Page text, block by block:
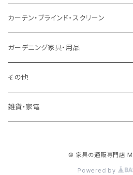
クッション・座椅子
ダブルサイズ以上（マットレス付）
ロフトベッド
二段ベッド
マットレス
デスク
ダイニングベンチ・スツール
レンジ台・カウンター
ラック
TVボード
キャビネット・飾り棚
ラグ
カーペット
カーテン・ブラインド・スクリーン
ガーデニング家具・用品
その他
雑貨・家電
© 家具の通販専門店
Powered by